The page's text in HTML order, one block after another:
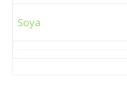
Soya